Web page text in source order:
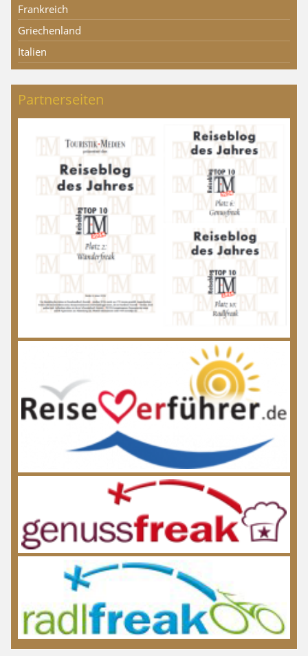
Frankreich
Griechenland
Italien
Partnerseiten